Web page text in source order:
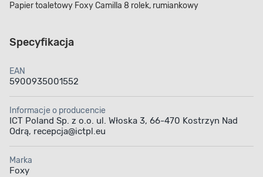
Papier toaletowy Foxy Camilla 8 rolek, rumiankowy
Specyfikacja
EAN
5900935001552
Informacje o producencie
ICT Poland Sp. z o.o. ul. Włoska 3, 66-470 Kostrzyn Nad
Odrą, recepcja@ictpl.eu
Marka
Foxy